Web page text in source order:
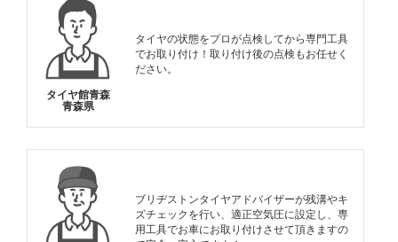
タイヤ館青森
青森県
タイヤの状態をプロが点検してから専門工具
でお取り付け！取り付け後の点検もお任せく
ださい。
ブリヂストンタイヤアドバイザーが残溝やキ
ズチェックを行い、適正空気圧に設定し、専
用工具でお車にお取り付けさせて頂きますの